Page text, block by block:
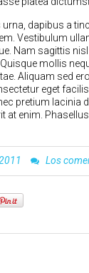
urna, dapibus a
Vestibulum
Nam sagittis
mollis
Aliquam sed
eget
pretium lacinia
at enim.
Los